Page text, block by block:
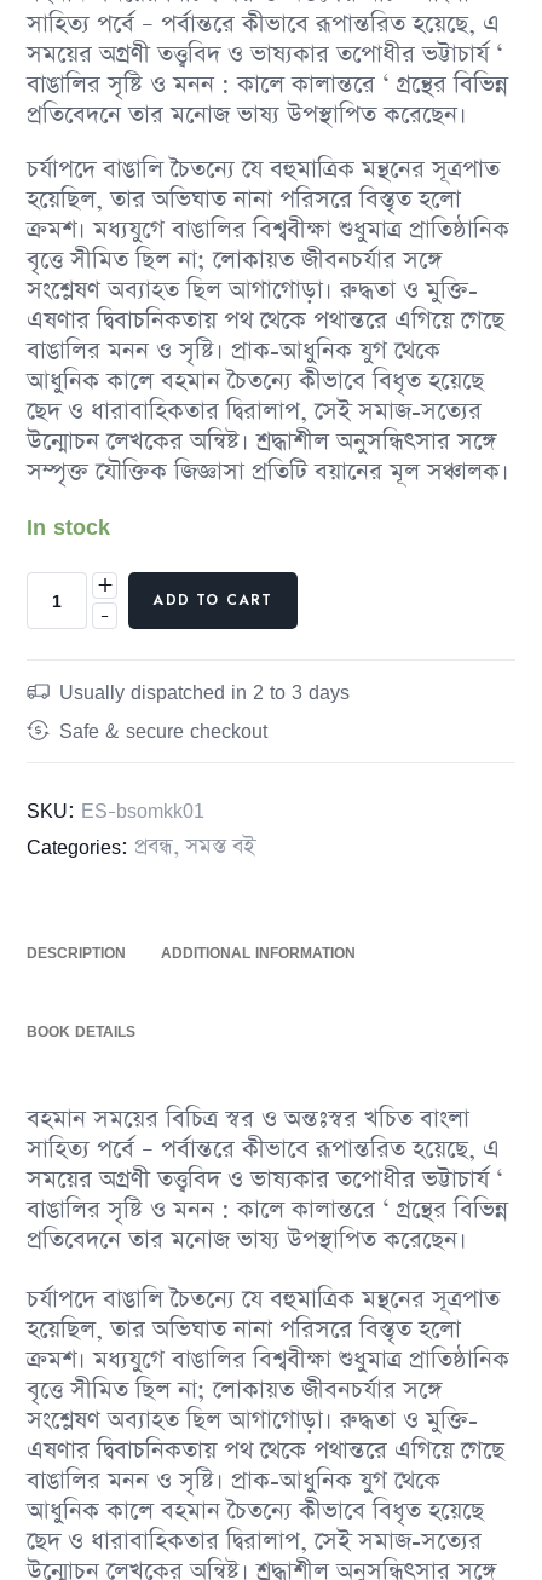
সাহিত্য পর্বে – পর্বান্তরে কীভাবে রূপান্তরিত হয়েছে, এ
সময়ের অগ্রণী তত্ত্ববিদ ও ভাষ্যকার তপোধীর ভট্টাচার্য ‘
বাঙালির সৃষ্টি ও মনন : কালে কালান্তরে ‘ গ্রন্থের বিভিন্ন
প্রতিবেদনে তার মনােজ ভাষ্য উপস্থাপিত করেছেন।
চর্যাপদে বাঙালি চৈতন্যে যে বহুমাত্রিক মন্থনের সূত্রপাত
হয়েছিল, তার অভিঘাত নানা পরিসরে বিস্তৃত হলাে
ক্রমশ। মধ্যযুগে বাঙালির বিশ্ববীক্ষা শুধুমাত্র প্রাতিষ্ঠানিক
বৃত্তে সীমিত ছিল না; লােকায়ত জীবনচর্যার সঙ্গে
সংশ্লেষণ অব্যাহত ছিল আগাগােড়া। রুদ্ধতা ও মুক্তি-
এষণার দ্বিবাচনিকতায় পথ থেকে পথান্তরে এগিয়ে গেছে
বাঙালির মনন ও সৃষ্টি। প্রাক-আধুনিক যুগ থেকে
আধুনিক কালে বহমান চৈতন্যে কীভাবে বিধৃত হয়েছে
ছেদ ও ধারাবাহিকতার দ্বিরালাপ, সেই সমাজ-সত্যের
উন্মােচন লেখকের অন্বিষ্ট। শ্রদ্ধাশীল অনুসন্ধিৎসার সঙ্গে
সম্পৃক্ত যৌক্তিক জিজ্ঞাসা প্রতিটি বয়ানের মূল সঞ্চালক।
In stock
-
+
ADD TO CART
Usually dispatched in 2 to 3 days
Safe & secure checkout
SKU: ES-bsomkk01
Categories: প্রবন্ধ,সমস্ত বই
DESCRIPTION ADDITIONAL INFORMATION
BOOK DETAILS
বহমান সময়ের বিচিত্র স্বর ও অন্তঃস্বর খচিত বাংলা
সাহিত্য পর্বে – পর্বান্তরে কীভাবে রূপান্তরিত হয়েছে, এ
সময়ের অগ্রণী তত্ত্ববিদ ও ভাষ্যকার তপোধীর ভট্টাচার্য ‘
বাঙালির সৃষ্টি ও মনন : কালে কালান্তরে ‘ গ্রন্থের বিভিন্ন
প্রতিবেদনে তার মনােজ ভাষ্য উপস্থাপিত করেছেন।
চর্যাপদে বাঙালি চৈতন্যে যে বহুমাত্রিক মন্থনের সূত্রপাত
হয়েছিল, তার অভিঘাত নানা পরিসরে বিস্তৃত হলাে
ক্রমশ। মধ্যযুগে বাঙালির বিশ্ববীক্ষা শুধুমাত্র প্রাতিষ্ঠানিক
বৃত্তে সীমিত ছিল না; লােকায়ত জীবনচর্যার সঙ্গে
সংশ্লেষণ অব্যাহত ছিল আগাগােড়া। রুদ্ধতা ও মুক্তি-
এষণার দ্বিবাচনিকতায় পথ থেকে পথান্তরে এগিয়ে গেছে
বাঙালির মনন ও সৃষ্টি। প্রাক-আধুনিক যুগ থেকে
আধুনিক কালে বহমান চৈতন্যে কীভাবে বিধৃত হয়েছে
ছেদ ও ধারাবাহিকতার দ্বিরালাপ, সেই সমাজ-সত্যের
উন্মােচন লেখকের অন্বিষ্ট। শ্রদ্ধাশীল অনুসন্ধিৎসার সঙ্গে